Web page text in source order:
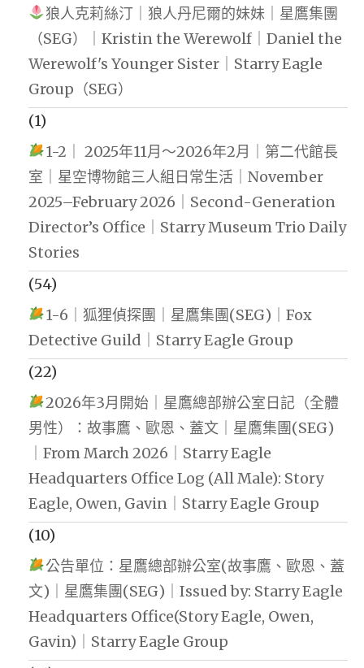
狼人克莉絲汀｜狼人丹尼爾的妹妹｜星鷹集團
（SEG）｜Kristin the Werewolf｜Daniel the
Werewolf's Younger Sister｜Starry Eagle
Group（SEG）
(1)
1-2｜ 2025年11月～2026年2月｜第二代館長
室｜星空博物館三人組日常生活｜November
2025–February 2026｜Second-Generation
Director’s Office｜Starry Museum Trio Daily
Stories
(54)
1-6｜狐狸偵探團｜星鷹集團(SEG)｜Fox
Detective Guild｜Starry Eagle Group
(22)
2026年3月開始｜星鷹總部辦公室日記（全體
男性）：故事鷹、歐恩、蓋文｜星鷹集團(SEG)
｜From March 2026｜Starry Eagle
Headquarters Office Log (All Male): Story
Eagle, Owen, Gavin｜Starry Eagle Group
(10)
公告單位：星鷹總部辦公室(故事鷹、歐恩、蓋
文)｜星鷹集團(SEG)｜Issued by: Starry Eagle
Headquarters Office(Story Eagle, Owen,
Gavin)｜Starry Eagle Group